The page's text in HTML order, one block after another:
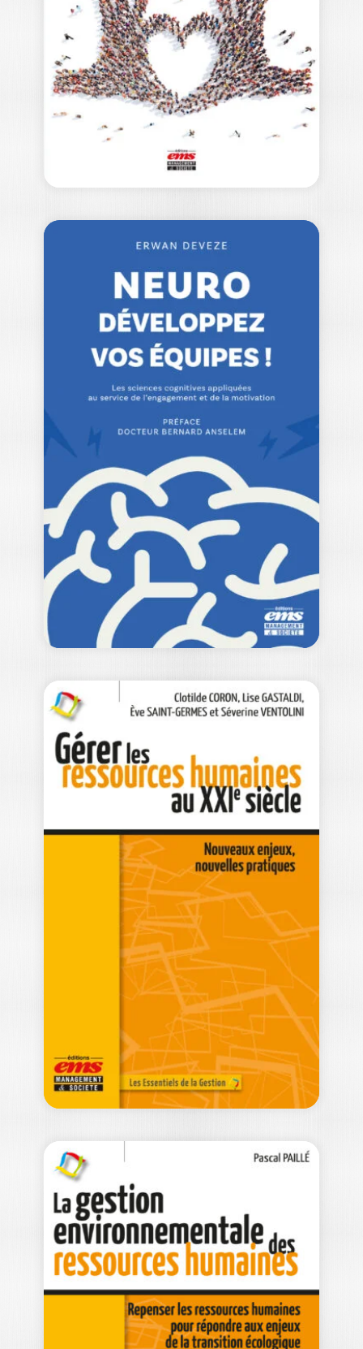
RÉBECCA STÉPHANIE RENVERSEAU
GASPARD TERTRAIS
« Personne n’aime les RH. » Cette
affirmation provocante révèle un
malaise profond…
AU CŒUR DES
TRANSFORMATION
S
MATTHIEU BIAVA|
LAURENCE VANHÉE
Dans un monde en constante
évolution, comment les organisations
peuvent-elles s’adapter tout en…
25,00
NEURO-
DÉVELOPPEZ VOS
ÉQUIPES !
ERWAN DEVEZE
Les avancées des sciences cognitives
nous permettent d’avoir une
compréhension plus fine du
fonctionnement…
25,00 €
GÉRER LES
RESSOURCES
HUMAINES AU
XXIe…